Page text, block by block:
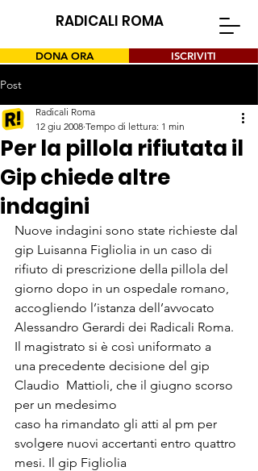
RADICALI ROMA
DONA ORA ISCRIVITI
Post
Per la pillola rifiutata il
Gip chiede altre
indagini
Radicali Roma
12 giu 2008 Tempo di lettura: 1 min
Nuove indagini sono state richieste dal
gip Luisanna Figliolia in un caso di
rifiuto di prescrizione della pillola del
giorno dopo in un ospedale romano,
accogliendo l’istanza dell’avvocato
Alessandro Gerardi dei Radicali Roma.
Il magistrato si è così uniformato a
una precedente decisione del gip
Claudio  Mattioli, che il giugno scorso
per un medesimo
caso ha rimandato gli atti al pm per
svolgere nuovi accertanti entro quattro
mesi. Il gip Figliolia